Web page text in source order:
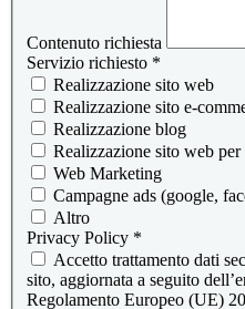
Contenuto richiesta
Servizio richiesto *
Realizzazione sito web
Realizzazione sito e-
Realizzazione blog
Realizzazione sito web per
Web Marketing
Campagne ads (google,
Altro
Privacy Policy *
Accetto trattamento dati
sito, aggiornata a seguito
Regolamento Europeo (UE)